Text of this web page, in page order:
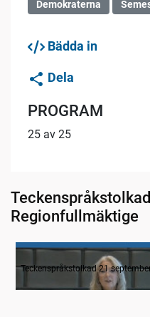
Demokraterna
Bädda in
Dela
PROGRAM
25 av 25
Regionfullmäktige
Inledande formalia
Teckenspråkstolkad 21